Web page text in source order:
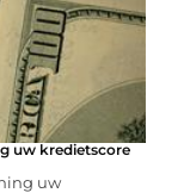
uw kredietscore
uw